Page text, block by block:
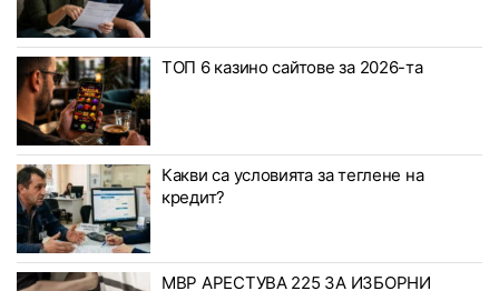
ТОП 6 казино сайтове за 2026-та
Какви са условията за теглене на
кредит?
МВР АРЕСТУВА 225 ЗА ИЗБОРНИ